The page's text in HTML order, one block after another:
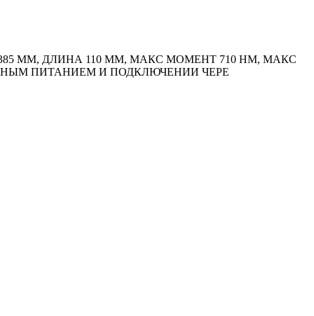
ММ, ДЛИНА 110 ММ, МАКС МОМЕНТ 710 HM, МАКС
ПИТАНИЕМ И ПОДКЛЮЧЕНИИ ЧЕРЕ